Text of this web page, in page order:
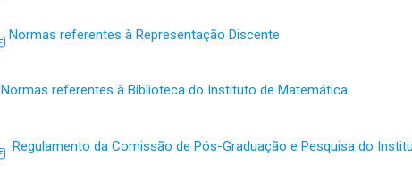
Normas referentes à Representação Discente
Normas referentes à Biblioteca do Instituto de Matemática
Regulamento da Comissão de Pós-Graduação e Pesquisa do